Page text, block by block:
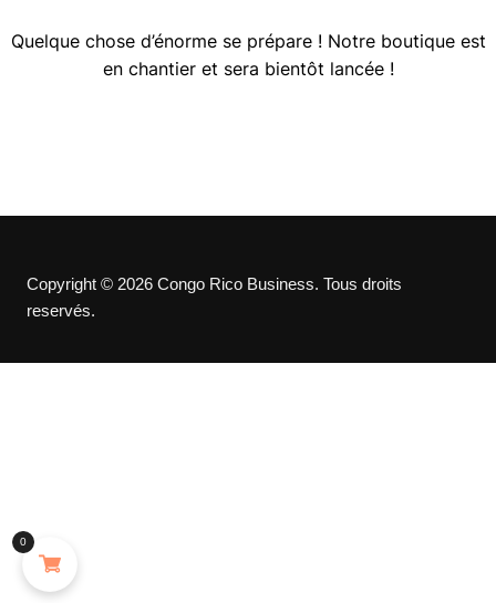
Quelque chose d’énorme se prépare ! Notre boutique est
en chantier et sera bientôt lancée !
Copyright © 2026 Congo Rico Business. Tous droits
reservés.
0